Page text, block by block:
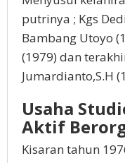
putrinya ; Kgs
Bambang Utoyo
(1979) dan
Jumardianto,S.H
Usaha
Aktif
Kisaran tahun